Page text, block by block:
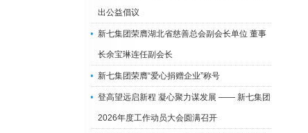
出公益倡议
新七集团荣膺湖北省慈善总会副会长单位 董事
长余宝琳连任副会长
新七集团荣膺“爱心捐赠企业”称号
登高望远启新程 凝心聚力谋发展 —— 新七集团
2026年度工作动员大会圆满召开